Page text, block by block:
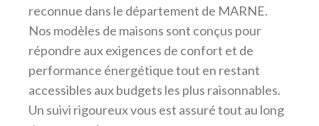
reconnue dans le département de MARNE.
Nos modèles de maisons sont conçus pour
répondre aux exigences de confort et de
performance énergétique tout en restant
accessibles aux budgets les plus raisonnables.
Un suivi rigoureux vous est assuré tout au long